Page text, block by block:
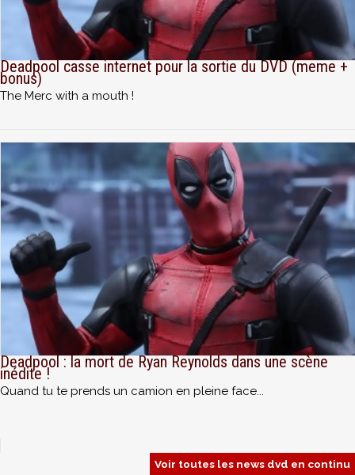
Deadpool casse internet pour la sortie du DVD (meme +
bonus)
The Merc with a mouth !
Deadpool : la mort de Ryan Reynolds dans une scène
inédite !
Quand tu te prends un camion en pleine face...
Voir toutes les news dvd en continu